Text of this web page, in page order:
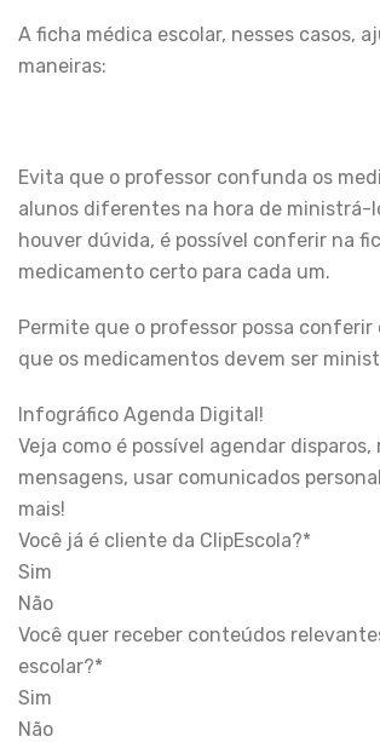
A ficha médica escolar, nesses casos,
maneiras:
Evita que o professor confunda os
alunos diferentes na hora de ministrá-
houver dúvida, é possível conferir na
medicamento certo para cada um.
Permite que o professor possa conferir
que os medicamentos devem ser
Infográfico Agenda Digital!
Veja como é possível agendar disparos,
mensagens, usar comunicados
mais!
Você já é cliente da ClipEscola?*
Sim
Não
Você quer receber conteúdos
escolar?*
Sim
Não